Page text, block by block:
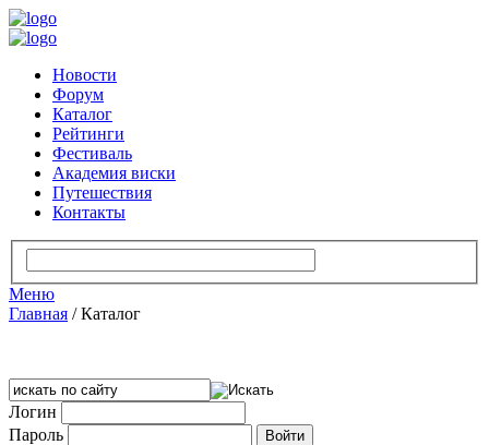
Новости
Форум
Каталог
Рейтинги
Фестиваль
Академия виски
Путешествия
Контакты
Меню
Главная /Каталог
Логин
Пароль